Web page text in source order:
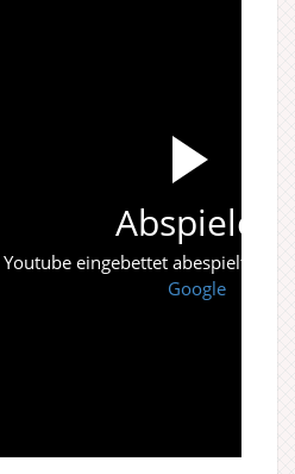
Abspielen
eingebettet abespielt. Es
Google